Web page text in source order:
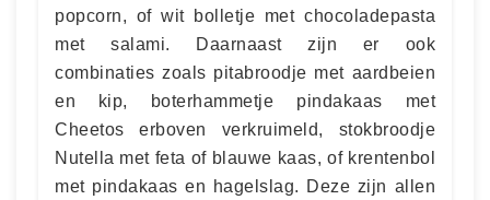
popcorn, of wit bolletje met chocoladepasta
met salami. Daarnaast zijn er ook
combinaties zoals pitabroodje met aardbeien
en kip, boterhammetje pindakaas met
Cheetos erboven verkruimeld, stokbroodje
Nutella met feta of blauwe kaas, of krentenbol
met pindakaas en hagelslag. Deze zijn allen